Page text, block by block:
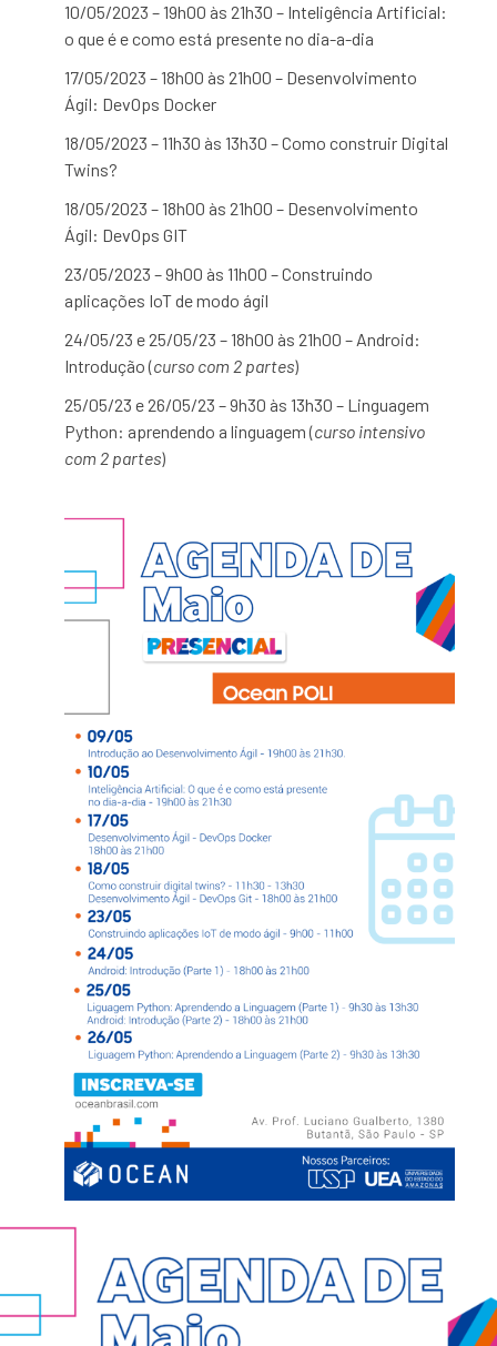
10/05/2023 – 19h00 às 21h30 – Inteligência Artificial:
o que é e como está presente no dia-a-dia
17/05/2023 – 18h00 às 21h00 – Desenvolvimento
Ágil: DevOps Docker
18/05/2023 – 11h30 às 13h30 – Como construir Digital
Twins?
18/05/2023 – 18h00 às 21h00 – Desenvolvimento
Ágil: DevOps GIT
23/05/2023 – 9h00 às 11h00 – Construindo
aplicações IoT de modo ágil
24/05/23 e 25/05/23 – 18h00 às 21h00 – Android:
Introdução (curso com 2 partes)
25/05/23 e 26/05/23 – 9h30 às 13h30 – Linguagem
Python: aprendendo a linguagem (curso intensivo
com 2 partes)